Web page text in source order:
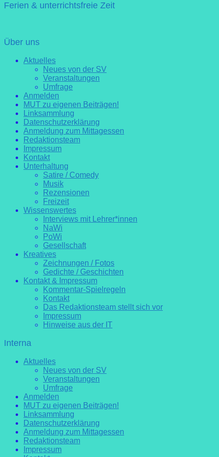
Ferien & unterrichtsfreie Zeit
Über uns
Aktuelles
Neues von der SV
Veranstaltungen
Umfrage
Anmelden
MUT zu eigenen Beiträgen!
Linksammlung
Datenschutzerklärung
Anmeldung zum Mittagessen
Redaktionsteam
Impressum
Kontakt
Unterhaltung
Satire / Comedy
Musik
Rezensionen
Freizeit
Wissenswertes
Interviews mit Lehrer*innen
NaWi
PoWi
Gesellschaft
Kreatives
Zeichnungen / Fotos
Gedichte / Geschichten
Kontakt & Impressum
Kommentar-Spielregeln
Kontakt
Das Redaktionsteam stellt sich vor
Impressum
Hinweise aus der IT
Interna
Aktuelles
Neues von der SV
Veranstaltungen
Umfrage
Anmelden
MUT zu eigenen Beiträgen!
Linksammlung
Datenschutzerklärung
Anmeldung zum Mittagessen
Redaktionsteam
Impressum